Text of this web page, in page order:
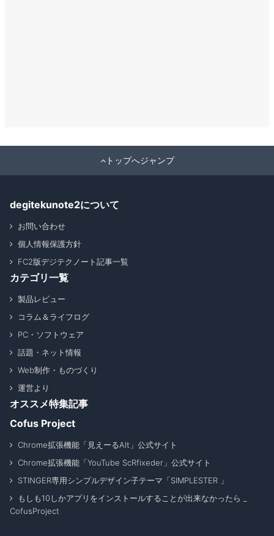
トップへジャンプ
degitekunote2について
お問い合わせ
個人情報保護方針
FC2版デジテクノート記事一覧
カテゴリ一覧
製品レビュー
コラム＆ライフログ
PC・ソフトウェア
話題・ネット情報
Web制作・ものづくり
運営より
オススメ特集記事
Cofus Project
Chrome拡張機能「見えーるAlt」公式サイト
Chrome拡張機能「YouTube ScRfixeder」公式サイト
STINGER専用シンプルデザイン子テーマ「SIMPLESTER 」
もしも10しかアプリをインストールすることが出来なかったら _
CofusProject